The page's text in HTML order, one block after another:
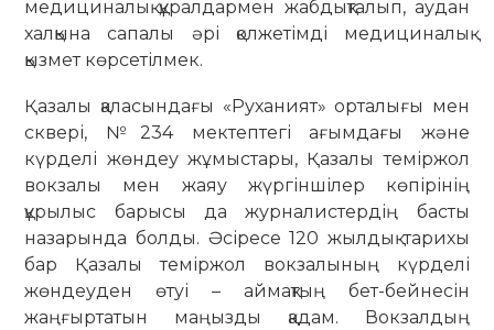
медициналық құралдармен жабдықталып, аудан
халқына сапалы әрі қолжетімді медициналық
қызмет көрсетілмек.
Қазалы қаласындағы «Руханият» орталығы мен
сквері, №234 мектептегі ағымдағы және
күрделі жөндеу жұмыстары, Қазалы теміржол
вокзалы мен жаяу жүргіншілер көпірінің
құрылыс барысы да журналистердің басты
назарында болды. Әсіресе 120 жылдық тарихы
бар Қазалы теміржол вокзалының күрделі
жөндеуден өтуі – аймақтың бет-бейнесін
жаңғыртатын маңызды қадам. Вокзалдың